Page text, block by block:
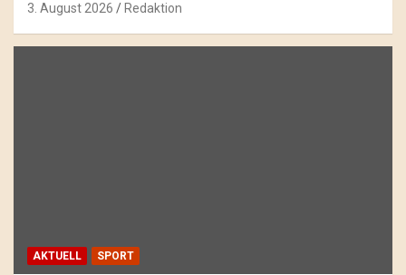
3. August 2026 Redaktion
AKTUELL SPORT